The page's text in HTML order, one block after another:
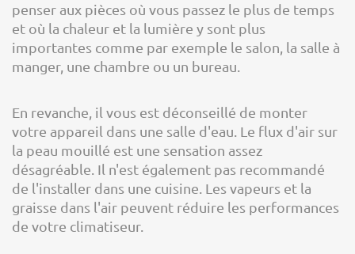
penser aux pièces où vous passez le plus de temps
et où la chaleur et la lumière y sont plus
importantes comme par exemple le salon, la salle à
manger, une chambre ou un bureau.
En revanche, il vous est déconseillé de monter
votre appareil dans une salle d'eau. Le flux d'air sur
la peau mouillé est une sensation assez
désagréable. Il n'est également pas recommandé
de l'installer dans une cuisine. Les vapeurs et la
graisse dans l'air peuvent réduire les performances
de votre climatiseur.